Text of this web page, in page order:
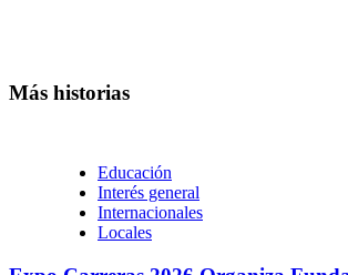
Más historias
Educación
Interés general
Internacionales
Locales